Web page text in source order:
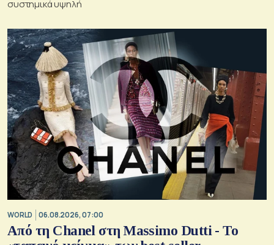
συστημικά υψηλή
WORLD 06.08.2026, 07:00
Από τη Chanel στη Massimo Dutti - Το